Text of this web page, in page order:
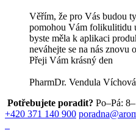
Věřím, že pro Vás budou
pomohou Vám folikulitidu
byste měla k aplikaci
neváhejte se na nás znovu
Přeji Vám krásný den
PharmDr. Vendula Víchová
Potřebujete poradit? Po–Pá:
+420 371 140 900